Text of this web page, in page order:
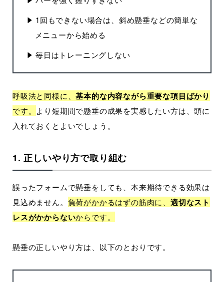
1回もできない場合は、斜め懸垂などの簡単な
メニューから始める
毎日はトレーニングしない
呼吸法と同様に、基本的な内容ながら重要な項目ばかり
です。 より短期間で懸垂の成果を実感したい方は、頭に
入れておくとよいでしょう。
1. 正しいやり方で取り組む
誤ったフォームで懸垂をしても、本来期待できる効果は
見込めません。 負荷がかかるはずの筋肉に、適切なスト
レスがかからないからです。
懸垂の正しいやり方は、以下のとおりです。